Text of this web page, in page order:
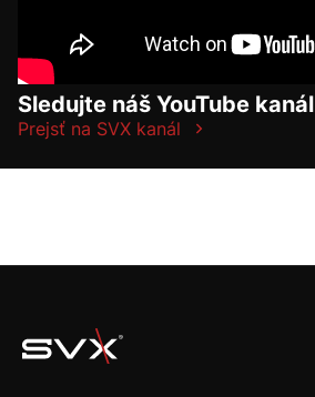
Sledujte náš YouTube kanál
Prejsť na SVX kanál